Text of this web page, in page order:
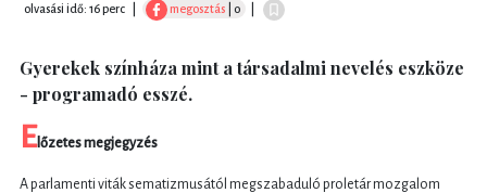
olvasási idő: 16 perc megosztás | 0
Gyerekek színháza mint a társadalmi nevelés eszköze
- programadó esszé.
Előzetes megjegyzés
A parlamenti viták sematizmusától megszabaduló proletár mozgalom